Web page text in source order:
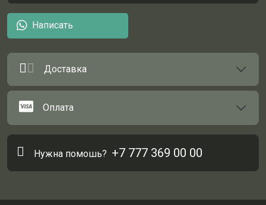
Написать
Доставка
Оплата
Нужна помошь? +7 777 369 00 00